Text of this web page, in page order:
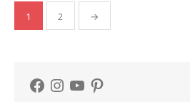
Artikkelien
sivutus
1 2 →
Facebook
Instagram
YouTubePinterest